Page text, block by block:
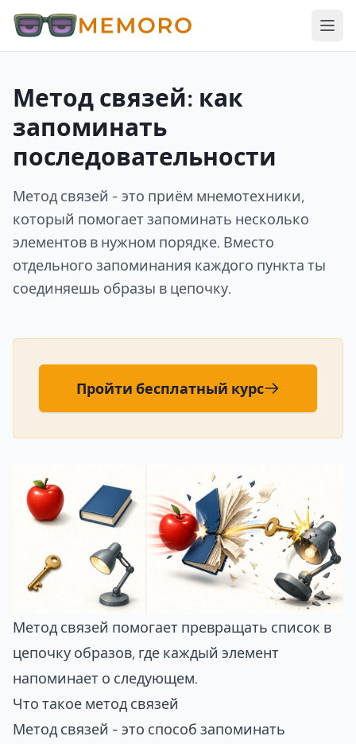
Метод связей: как
запоминать
последовательности
Метод связей - это приём мнемотехники,
который помогает запоминать несколько
элементов в нужном порядке. Вместо
отдельного запоминания каждого пункта ты
соединяешь образы в цепочку.
Пройти бесплатный курс
Метод связей помогает превращать список в
цепочку образов, где каждый элемент
напоминает о следующем.
Что такое метод связей
Метод связей - это способ запоминать